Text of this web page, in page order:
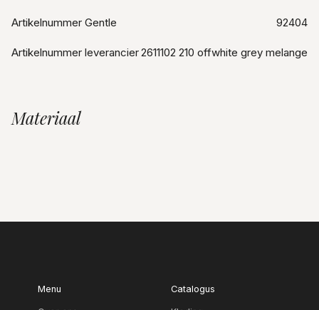
Artikelnummer Gentle 92404
Artikelnummer leverancier2611102 210 offwhite grey melange
Materiaal
Menu Catalogus